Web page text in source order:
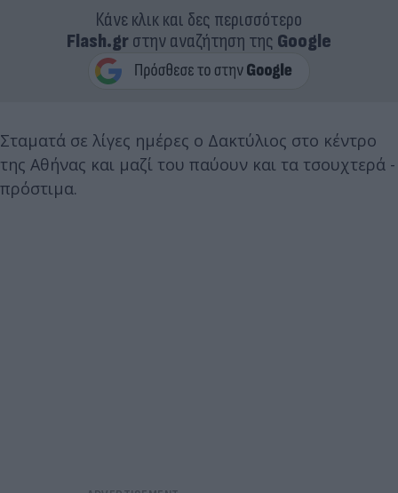
Κάνε κλικ και δες περισσότερο
Flash.grστην αναζήτηση της Google
Σταματά σε λίγες ημέρες ο Δακτύλιος στο κέντρο
της Αθήνας και μαζί του παύουν και τα τσουχτερά -
πρόστιμα.